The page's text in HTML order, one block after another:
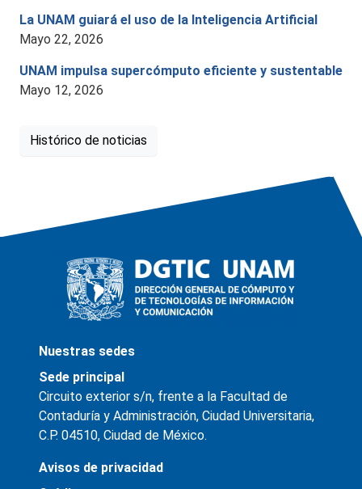
La UNAM guiará el uso de la Inteligencia Artificial
mayo 22, 2026
UNAM impulsa supercómputo eficiente y sustentable
mayo 12, 2026
Histórico de noticias
Nuestras sedes
Sede principal
Circuito exterior s/n, frente a la Facultad de
Contaduría y Administración, Ciudad Universitaria,
C.P. 04510, Ciudad de México.
Avisos de privacidad